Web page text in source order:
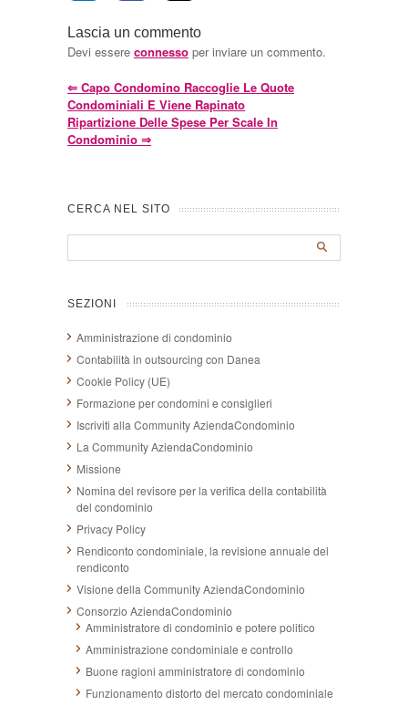
Lascia un commento
Devi essere connesso per inviare un commento.
⇐ Capo Condomino Raccoglie Le Quote
Condominiali E Viene Rapinato
Ripartizione Delle Spese Per Scale In
Condominio ⇒
CERCA NEL SITO
SEZIONI
Amministrazione di condominio
Contabilità in outsourcing con Danea
Cookie Policy (UE)
Formazione per condomini e consiglieri
Iscriviti alla Community AziendaCondominio
La Community AziendaCondominio
Missione
Nomina del revisore per la verifica della contabilità
del condominio
Privacy Policy
Rendiconto condominiale, la revisione annuale del
rendiconto
Visione della Community AziendaCondominio
Consorzio AziendaCondominio
Amministratore di condominio e potere politico
Amministrazione condominiale e controllo
Buone ragioni amministratore di condominio
Funzionamento distorto del mercato condominiale